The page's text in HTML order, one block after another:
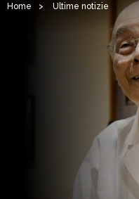
Home > Ultime notizie